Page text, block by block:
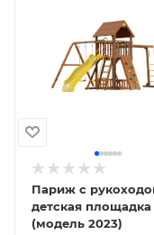
Париж с рукоходом
детская площадка
(модель 2023)